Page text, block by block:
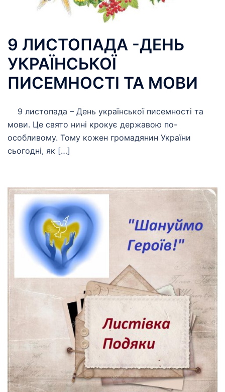
9 ЛИСТОПАДА -ДЕНЬ
УКРАЇНСЬКОЇ
ПИСЕМНОСТІ ТА МОВИ
9 листопада – День української писемності та
мови. Це свято нині крокує державою по-
особливому. Тому кожен громадянин України
сьогодні, як […]